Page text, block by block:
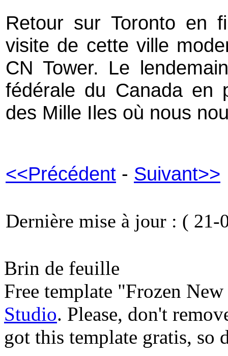
Retour sur Toronto en
visite de cette ville
CN Tower. Le
fédérale du Canada en
des Mille Iles où nous
<<Précédent - Suivant>>
Dernière mise à jour : ( 21-
Brin de feuille
Free template "Frozen
Studio. Please, don't
got this template gratis, so